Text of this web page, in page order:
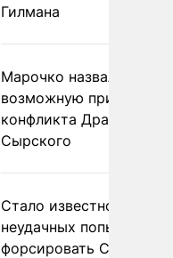
Гилмана
Марочко назвал
возможную причину
конфликта Драпатого и
Сырского
Стало известно о
неудачных попытках
форсировать